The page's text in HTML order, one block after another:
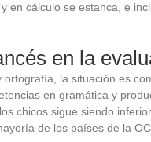
en cálculo se estanca, e
en la
ortografía, la situación es
en gramática y
chicos sigue siendo
de los países de la